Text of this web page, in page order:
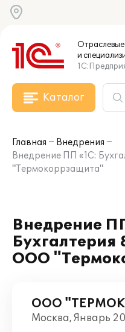
Отраслевые
и
Каталог
Главная
Внедрения
Внедрение ПП «1С:
"Термокоррзащита"
Внедрение
Бухгалтерия
ООО
ООО
Москва, Январь